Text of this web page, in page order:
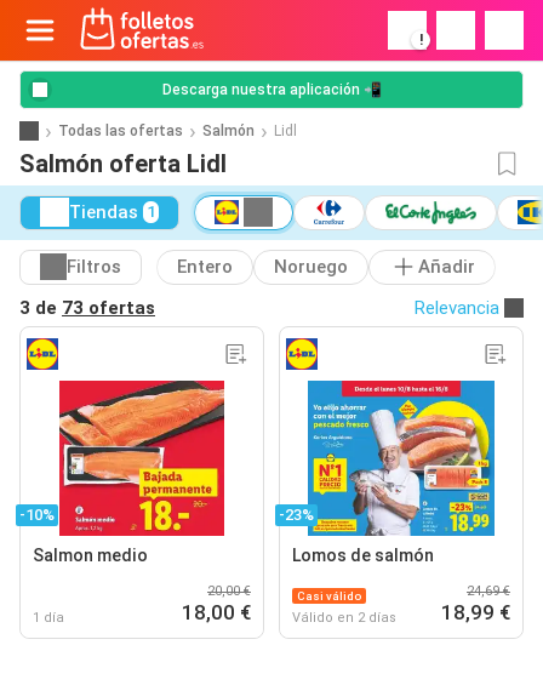
!
Descarga nuestra aplicación 📲
Todas las ofertas Salmón Lidl
Salmón oferta Lidl
Tiendas 1
Filtros Entero Noruego
Añadir
3 de 73 ofertas Relevancia
-10%
Salmon medio
1 día
20,00 €
18,00 €
-23%
Lomos de salmón
Casi válido
Válido en 2 días
24,69 €
18,99 €